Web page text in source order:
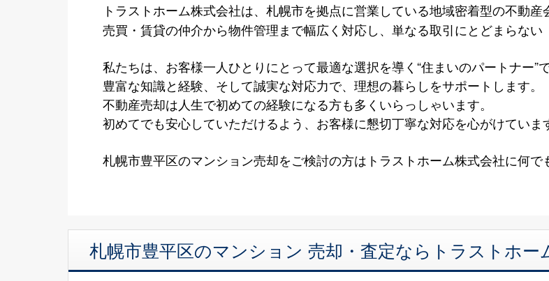
トラストホーム株式会社は、札幌市を拠点に営業している地域密着型の不動産
売買・賃貸の仲介から物件管理まで幅広く対応し、単なる取引にとどまらない
私たちは、お客様一人ひとりにとって最適な選択を導く“住まいのパートナー
豊富な知識と経験、そして誠実な対応力で、理想の暮らしをサポートします。
不動産売却は人生で初めての経験になる方も多くいらっしゃいます。
初めてでも安心していただけるよう、お客様に懇切丁寧な対応を心がけていま
札幌市豊平区のマンション売却をご検討の方はトラストホーム株式会社に何で
札幌市豊平区のマンション 売却・査定ならトラストホー